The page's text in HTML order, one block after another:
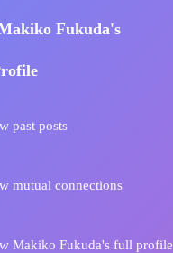
Fukuda's
past posts
mutual connections
Makiko Fukuda's full profile